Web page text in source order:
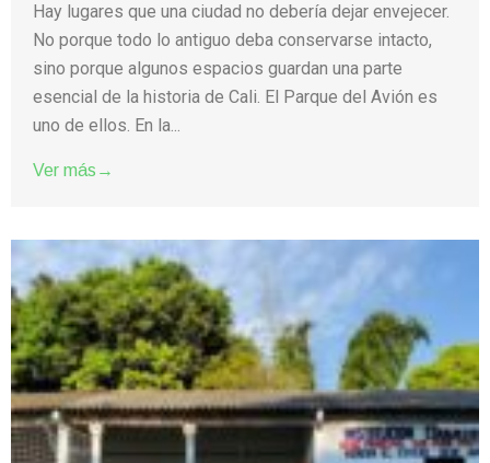
Hay lugares que una ciudad no debería dejar envejecer.
No porque todo lo antiguo deba conservarse intacto,
sino porque algunos espacios guardan una parte
esencial de la historia de Cali. El Parque del Avión es
uno de ellos. En la...
Ver más→